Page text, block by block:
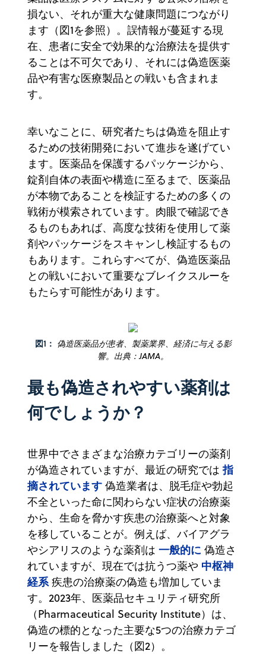
損ない、それが重大な健康問題につながり
ます（図1を参照）。誤情報が蔓延する現
在、患者に安全で効果的な治療法を提供す
ることは不可欠であり、それには偽造医薬
品や有害な医療製品との戦いも含まれま
す。
幸いなことに、研究者たちは偽造を阻止す
るための技術開発において進歩を遂げてい
ます。医薬品を保護するパッケージから、
錠剤自体の表面や構造に至るまで、医薬品
が本物であることを検証するための多くの
戦術が模索されています。肉眼で確認でき
るものもあれば、高度な技術を使用して薬
剤やパッケージをスキャンし検証するもの
もあります。これらすべてが、偽造医薬品
との戦いにおいて重要なブレイクスルーを
もたらす可能性があります。
図1： 偽造医薬品が患者、製薬業界、経済に与える影
響。出典：JAMA。
最も偽造されやすい薬剤は
何でしょうか？
世界中でさまざまな治療カテゴリーの薬剤
が偽造されていますが、最近の研究では指
摘されています 偽造業者は、脱毛症や勃起
不全といった命に関わらない症状の治療薬
から、生命を脅かす疾患の治療薬へと対象
を移していることが。例えば、バイアグラ
やシアリスのような薬剤は 一般的に 偽造さ
れていますが、現在では抗うつ薬や 中枢神
経系疾患の治療薬の偽造も増加していま
す。2023年、医薬品セキュリティ研究所
（Pharmaceutical Security Institute）は、
偽造の標的となった主要な5つの治療カテゴ
リーを報告しました（図2）。